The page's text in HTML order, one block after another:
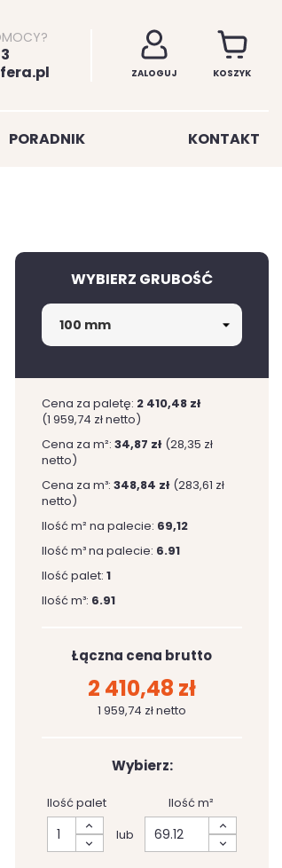
ZALOGUJ KOSZYK
PORADNIK KONTAKT
WYBIERZ GRUBOŚĆ
Cena za paletę: 2 410,48 zł
(1 959,74 zł netto)
Cena za m²: 34,87 zł (28,35 zł
netto)
Cena za m³: 348,84 zł (283,61 zł
netto)
Ilość m² na palecie: 69,12
Ilość m³ na palecie: 6.91
Ilość palet: 1
Ilość m³: 6.91
Łączna cena brutto
2 410,48 zł
1 959,74 zł netto
Wybierz:
Ilość palet
lub
Ilość m²